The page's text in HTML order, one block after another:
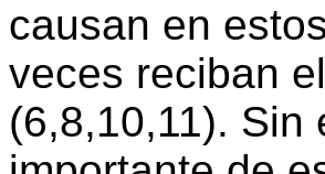
causan en
veces reciban
(6,8,10,11). Sin